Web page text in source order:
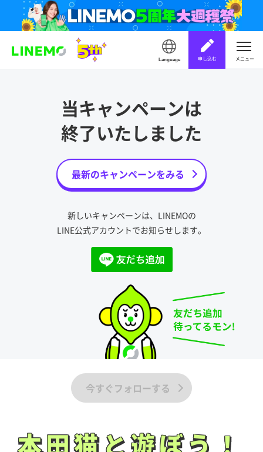
Language 申し込む メニュー
当キャンペーンは
終了いたしました
最新のキャンペーンをみる
新しいキャンペーンは、LINEMOの
LINE公式アカウントでお知らせします。
今すぐフォローする
本田猫と遊ぼう！